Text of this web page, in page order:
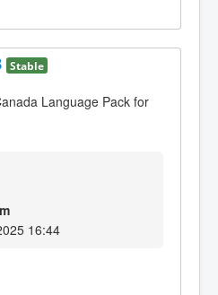
Stable
Language Pack for
16:44